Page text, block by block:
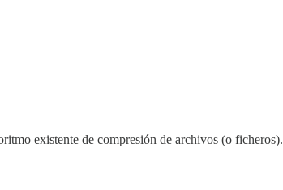
existente de compresión de archivos (o ficheros).